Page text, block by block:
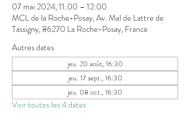
07 mai 2024, 11:00 – 12:00
MCL de la Roche-Posay, Av. Mal de Lattre de
Tassigny, 86270 La Roche-Posay, France
Autres dates
jeu. 20 août, 16:30
jeu. 17 sept., 16:30
jeu. 08 oct., 16:30
Voir toutes les 4 dates